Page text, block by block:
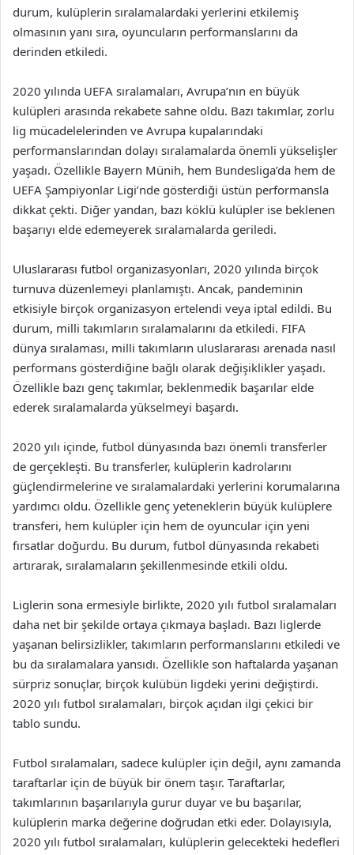
durum, kulüplerin sıralamalardaki yerlerini etkilemiş
olmasının yanı sıra, oyuncuların performanslarını da
derinden etkiledi.
2020 yılında UEFA sıralamaları, Avrupa’nın en büyük
kulüpleri arasında rekabete sahne oldu. Bazı takımlar, zorlu
lig mücadelelerinden ve Avrupa kupalarındaki
performanslarından dolayı sıralamalarda önemli yükselişler
yaşadı. Özellikle Bayern Münih, hem Bundesliga’da hem de
UEFA Şampiyonlar Ligi’nde gösterdiği üstün performansla
dikkat çekti. Diğer yandan, bazı köklü kulüpler ise beklenen
başarıyı elde edemeyerek sıralamalarda geriledi.
Uluslararası futbol organizasyonları, 2020 yılında birçok
turnuva düzenlemeyi planlamıştı. Ancak, pandeminin
etkisiyle birçok organizasyon ertelendi veya iptal edildi. Bu
durum, milli takımların sıralamalarını da etkiledi. FIFA
dünya sıralaması, milli takımların uluslararası arenada nasıl
performans gösterdiğine bağlı olarak değişiklikler yaşadı.
Özellikle bazı genç takımlar, beklenmedik başarılar elde
ederek sıralamalarda yükselmeyi başardı.
2020 yılı içinde, futbol dünyasında bazı önemli transferler
de gerçekleşti. Bu transferler, kulüplerin kadrolarını
güçlendirmelerine ve sıralamalardaki yerlerini korumalarına
yardımcı oldu. Özellikle genç yeteneklerin büyük kulüplere
transferi, hem kulüpler için hem de oyuncular için yeni
fırsatlar doğurdu. Bu durum, futbol dünyasında rekabeti
artırarak, sıralamaların şekillenmesinde etkili oldu.
Liglerin sona ermesiyle birlikte, 2020 yılı futbol sıralamaları
daha net bir şekilde ortaya çıkmaya başladı. Bazı liglerde
yaşanan belirsizlikler, takımların performanslarını etkiledi ve
bu da sıralamalara yansıdı. Özellikle son haftalarda yaşanan
sürpriz sonuçlar, birçok kulübün ligdeki yerini değiştirdi.
2020 yılı futbol sıralamaları, birçok açıdan ilgi çekici bir
tablo sundu.
Futbol sıralamaları, sadece kulüpler için değil, aynı zamanda
taraftarlar için de büyük bir önem taşır. Taraftarlar,
takımlarının başarılarıyla gurur duyar ve bu başarılar,
kulüplerin marka değerine doğrudan etki eder. Dolayısıyla,
2020 yılı futbol sıralamaları, kulüplerin gelecekteki hedefleri